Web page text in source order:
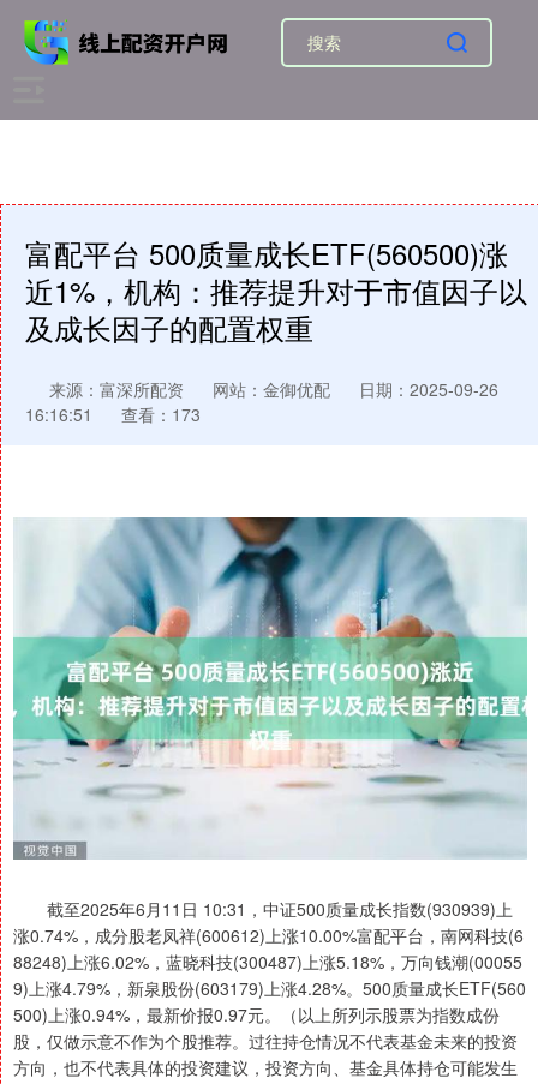
富配平台 500质量成长ETF(560500)涨
近1%，机构：推荐提升对于市值因子以
及成长因子的配置权重
来源：富深所配资 网站：金御优配
日期：2025-09-26
16:16:51
查看：173
截至2025年6月11日 10:31，中证500质量成长指数(930939)上
涨0.74%，成分股老凤祥(600612)上涨10.00%富配平台，南网科技(6
88248)上涨6.02%，蓝晓科技(300487)上涨5.18%，万向钱潮(00055
9)上涨4.79%，新泉股份(603179)上涨4.28%。500质量成长ETF(560
500)上涨0.94%，最新价报0.97元。（以上所列示股票为指数成份
股，仅做示意不作为个股推荐。过往持仓情况不代表基金未来的投资
方向，也不代表具体的投资建议，投资方向、基金具体持仓可能发生